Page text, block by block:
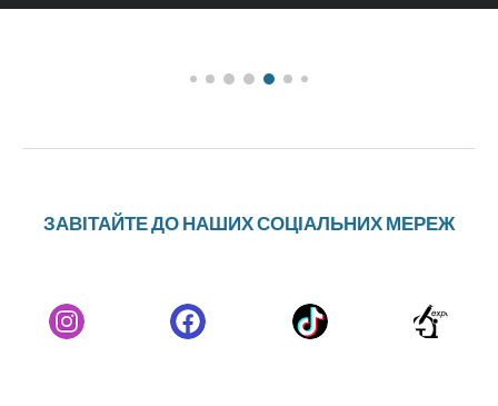
ЗАВІТАЙТЕ ДО НАШИХ СОЦІАЛЬНИХ МЕРЕЖ